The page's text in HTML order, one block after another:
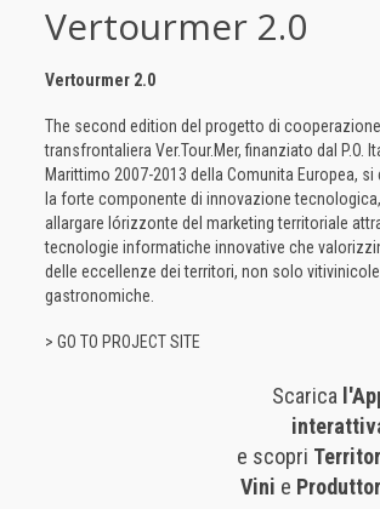
Vertourmer 2.0
Vertourmer 2.0
The second edition del progetto di
transfrontaliera Ver.Tour.Mer, finanziato dal P.O.
Marittimo 2007-2013 della Comunita Europea,
la forte componente di innovazione
allargare lórizzonte del marketing territoriale
tecnologie informatiche innovative che
delle eccellenze dei territori, non solo
gastronomiche.
> GO TO PROJECT SITE
Scarica
e scopri
Vini e